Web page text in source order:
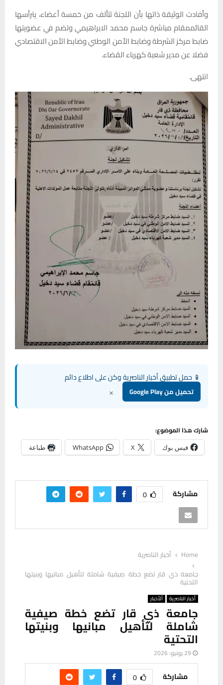
وأفادت الوثيقة ذاتها بأن اللجنة تتألف من خمسة أعضاء، يترأسها
القائممقام مباشرة جاسم محمد الابراهيمي وتضم في عضويتها
ضابط مركز الشرطة وضابط الأمن الوطني وضابط الأمن الاقتصادي
فضلا عن مدير شعبة كهرباء القضاء.
انتهى.
📱 حمل تطبيق أخبار الناصرية وكن على اطلاع دائم
تحميل من Google Play ×
شارك هذا الموضوع:
فيس بوك X
WhatsApp طباعة
مشاركة 0
Home
أخبار الناصرية
جامعة ذي قار تضع خطة صيفية شاملة لتأهيل مبانيها وبنيتها
التحتية
أخبار الناصرية ألأخبار
جامعة ذي قار تضع خطة صيفية
شاملة لتأهيل مبانيها وبنيتها
التحتية
29 يونيو، 2026
مشاركة 0